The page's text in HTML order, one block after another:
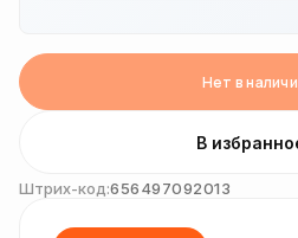
Нет в
В
Штрих-код:656497092013